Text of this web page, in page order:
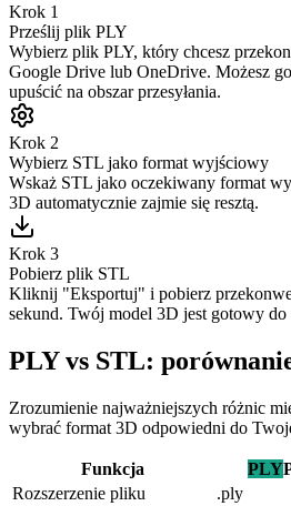
Krok 1
Prześlij plik PLY
Wybierz plik PLY, który chcesz
Google Drive lub OneDrive. Możesz
upuścić na obszar przesyłania.
Krok 2
Wybierz STL jako format wyjściowy
Wskaż STL jako oczekiwany format
3D automatycznie zajmie się resztą.
Krok 3
Pobierz plik STL
Kliknij "Eksportuj" i pobierz
sekund. Twój model 3D jest gotowy do
PLY vs STL:
Zrozumienie najważniejszych różnic
wybrać format 3D odpowiedni do
Funkcja PLY
Rozszerzenie pliku
.ply